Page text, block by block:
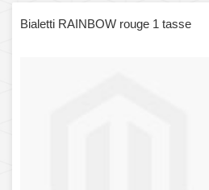
Bialetti RAINBOW rouge 1 tasse